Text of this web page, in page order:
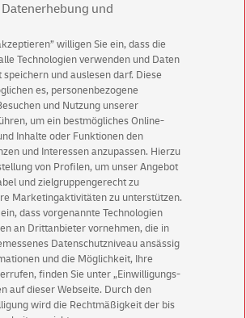
Sie unseren Newsletter
über exklusive Angebote und
jetzt mit Vorteil
sichern sich einen5 € Gutschein
erhalten einen5 € Gutschein
individuell!
Newsletter-Anmeldung
und
willigen Sie ein, dass die
Technologien verwenden und Daten
und auslesen darf. Diese
es, personenbezogene
und Nutzung unserer
um ein bestmögliches Online-
Inhalte oder Funktionen den
und Interessen anzupassen. Hierzu
von Profilen, um unser Angebot
und zielgruppengerecht zu
Marketingaktivitäten zu unterstützen.
dass vorgenannte Technologien
an Drittanbieter vornehmen, die in
Datenschutzniveau ansässig
und die Möglichkeit, Ihre
finden Sie unter „Einwilligungs-
auf dieser Webseite. Durch den
wird die Rechtmäßigkeit der bis